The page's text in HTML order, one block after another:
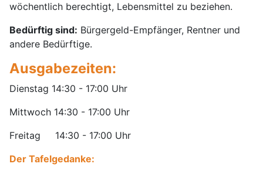
wöchentlich berechtigt, Lebensmittel zu beziehen.
Bedürftig sind: Bürgergeld-Empfänger, Rentner und
andere Bedürftige.
Ausgabezeiten:
Dienstag 14:30 - 17:00 Uhr
Mittwoch 14:30 - 17:00 Uhr
Freitag 14:30 - 17:00 Uhr
Der Tafelgedanke: